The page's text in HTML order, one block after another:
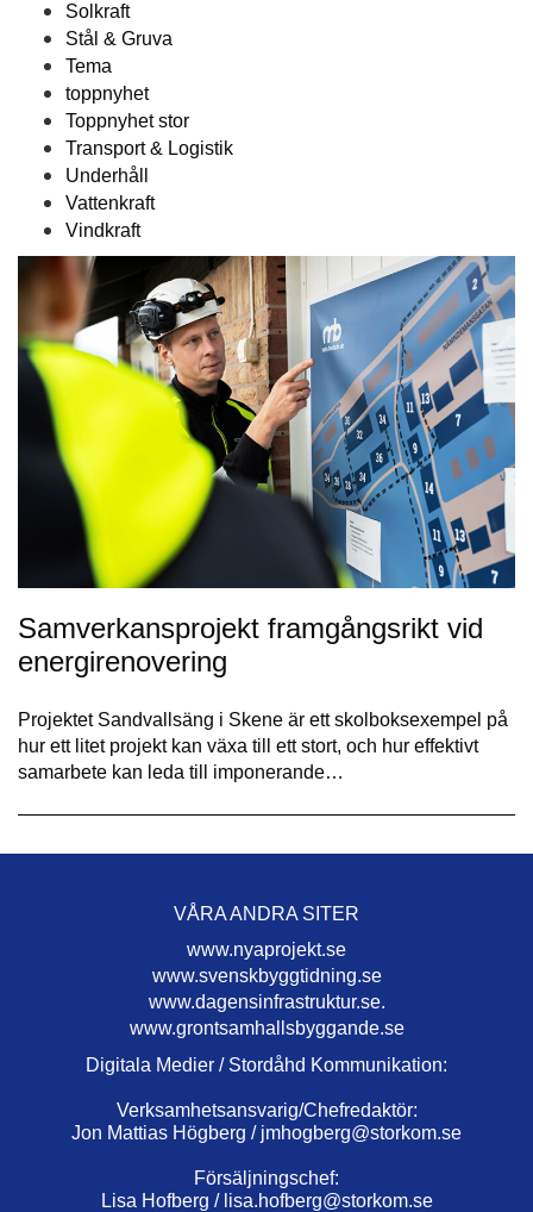
Solkraft
Stål & Gruva
Tema
toppnyhet
Toppnyhet stor
Transport & Logistik
Underhåll
Vattenkraft
Vindkraft
Samverkansprojekt framgångsrikt vid
energirenovering
Projektet Sandvallsäng i Skene är ett skolboksexempel på
hur ett litet projekt kan växa till ett stort, och hur effektivt
samarbete kan leda till imponerande…
VÅRA ANDRA SITER
www.nyaprojekt.se
www.svenskbyggtidning.se
www.dagensinfrastruktur.se.
www.grontsamhallsbyggande.se
Digitala Medier / Stordåhd Kommunikation:
Verksamhetsansvarig/Chefredaktör:
Jon Mattias Högberg / jmhogberg@storkom.se
Försäljningschef:
Lisa Hofberg / lisa.hofberg@storkom.se